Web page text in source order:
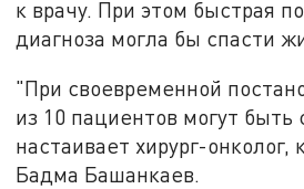
к врачу. При этом быстрая
диагноза могла бы спасти
"При своевременной
из 10 пациентов могут быть
настаивает хирург-онколог,
Бадма Башанкаев.